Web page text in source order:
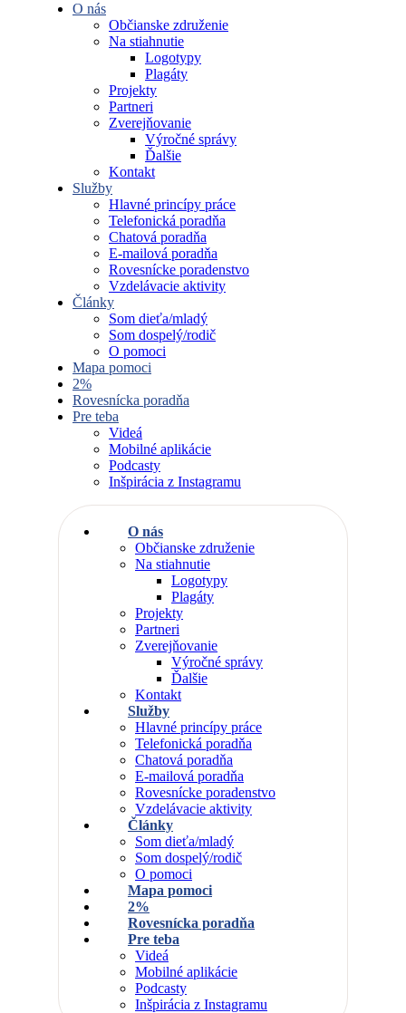
O nás
Občianske združenie
Na stiahnutie
Logotypy
Plagáty
Projekty
Partneri
Zverejňovanie
Výročné správy
Ďalšie
Kontakt
Služby
Hlavné princípy práce
Telefonická poradňa
Chatová poradňa
E-mailová poradňa
Rovesnícke poradenstvo
Vzdelávacie aktivity
Články
Som dieťa/mladý
Som dospelý/rodič
O pomoci
Mapa pomoci
2%
Rovesnícka poradňa
Pre teba
Videá
Mobilné aplikácie
Podcasty
Inšpirácia z Instagramu
O nás
Občianske združenie
Na stiahnutie
Logotypy
Plagáty
Projekty
Partneri
Zverejňovanie
Výročné správy
Ďalšie
Kontakt
Služby
Hlavné princípy práce
Telefonická poradňa
Chatová poradňa
E-mailová poradňa
Rovesnícke poradenstvo
Vzdelávacie aktivity
Články
Som dieťa/mladý
Som dospelý/rodič
O pomoci
Mapa pomoci
2%
Rovesnícka poradňa
Pre teba
Videá
Mobilné aplikácie
Podcasty
Inšpirácia z Instagramu